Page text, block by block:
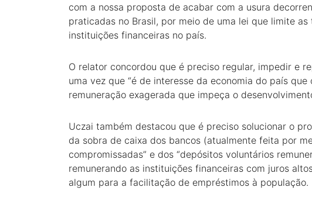
com a nossa proposta de acabar com a usura
praticadas no Brasil, por meio de uma lei que limite
instituições financeiras no país.
O relator concordou que é preciso regular, impedir e
uma vez que “é de interesse da economia do país
remuneração exagerada que impeça o
Uczai também destacou que é preciso solucionar o
da sobra de caixa dos bancos (atualmente feita por
compromissadas” e dos “depósitos voluntários
remunerando as instituições financeiras com juros
algum para a facilitação de empréstimos à população.